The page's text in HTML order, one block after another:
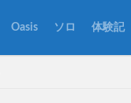
Oasis ソロ 体験記
カテゴリー